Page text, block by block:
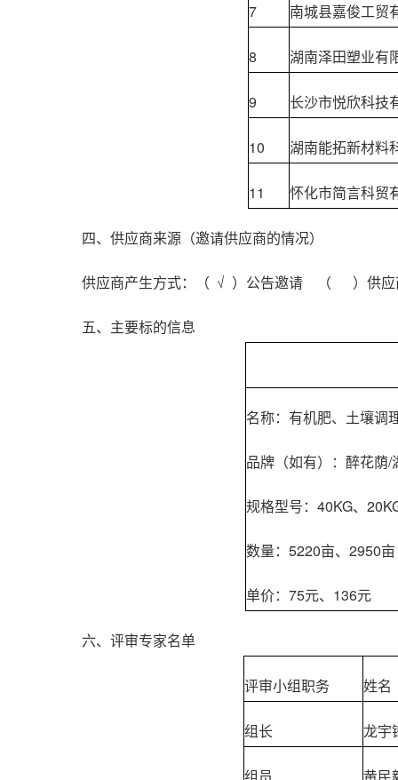
7 南城县嘉俊工贸
8 湖南泽田塑业有
9 长沙市悦欣科技
10 湖南能拓新材料
11 怀化市简言科贸
四、供应商来源（邀请供应商的情况）
供应商产生方式：（ √ ）公告邀请 （ ）供
五、主要标的信息
名称：有机肥、土壤调
品牌（如有）：醉花荫/
规格型号：40KG、
数量：5220亩、2950亩
单价：75元、136元
六、评审专家名单
评审小组职务 姓名
组长 龙宇